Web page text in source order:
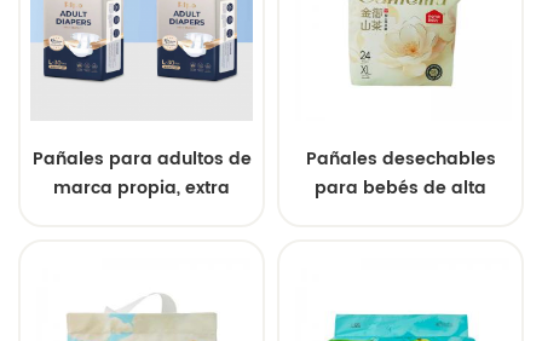
Pañales para adultos de
marca propia, extra
Pañales desechables
para bebés de alta